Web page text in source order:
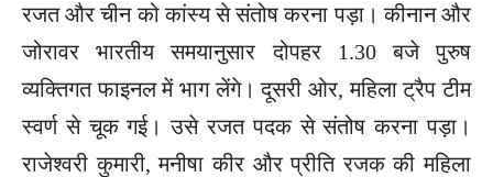
रजत और चीन को कांस्य से संतोष करना पड़ा। कीनान और
जोरावर भारतीय समयानुसार दोपहर 1.30 बजे पुरुष
व्यक्तिगत फाइनल में भाग लेंगे। दूसरी ओर, महिला ट्रैप टीम
स्वर्ण से चूक गई। उसे रजत पदक से संतोष करना पड़ा।
राजेश्वरी कुमारी, मनीषा कीर और प्रीति रजक की महिला